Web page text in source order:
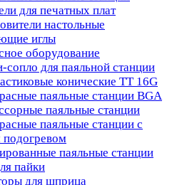
для печатных плат
настольные
иглы
оборудование
сопло для паяльной станции
конические TT 16G
паяльные станции BGA
паяльные станции
паяльные станции с
паяльные станции
пайки
для шприца